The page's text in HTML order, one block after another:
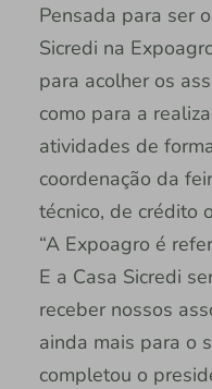
Pensada para ser
Sicredi na
para acolher os
como para a
atividades de
coordenação da
técnico, de crédito
“A Expoagro é
E a Casa Sicredi
receber nossos
ainda mais para o
completou o